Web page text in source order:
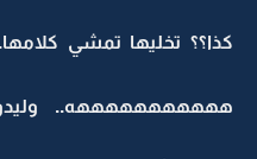
كذا؟؟ تخليها تمشي
هههههههههههه..